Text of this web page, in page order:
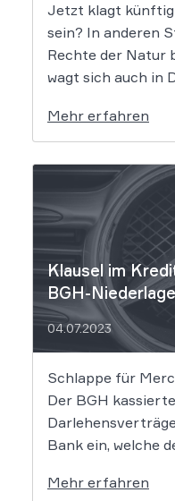
Jetzt klagt künftig
sein? In anderen
Rechte der Natur
wagt sich auch in
begeht damit
ausgerechnet in
Fall – den Käufer
Mehr erfahren
Klausel im
BGH-
04.07.2023
Schlappe für
Der BGH
Bank ein, welche
des Autokredits
Mehr erfahren